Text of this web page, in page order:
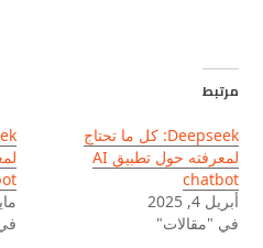
مرتبط
Deepseek: كل ما تحتاج
لمعرفته حول تطبيق AI
chatbot
أبريل 4, 2025
في "مقالات"
مايو